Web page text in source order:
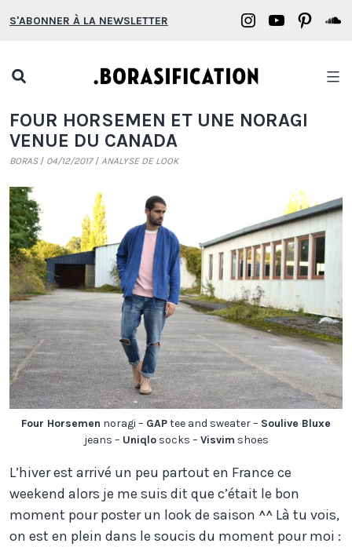
au
S'ABONNER À LA NEWSLETTER
Borasification
popup
FOUR HORSEMEN ET UNE NORAGI
VENUE DU CANADA
BORAS 04/12/2017 ANALYSE DE LOOK
Four Horsemen noragi – GAPtee and sweater – Soulive Bluxe
jeans – Uniqlosocks – Visvim shoes
L’hiver est arrivé un peu partout en France ce
weekend alors je me suis dit que c’était le bon
moment pour poster un look de saison ^^ Là tu vois,
on est en plein dans le soucis du moment pour moi :